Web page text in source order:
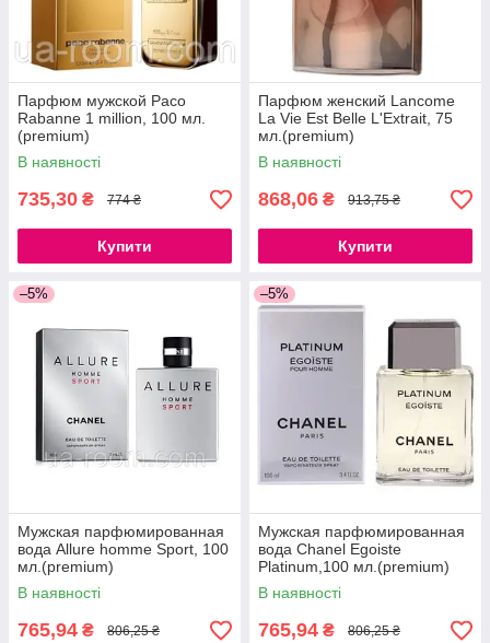
Парфюм мужской Paco
Rabanne 1 million, 100 мл.
(premium)
В наявності
735,30 ₴ 774 ₴
Купити
Парфюм женский Lancome
La Vie Est Belle L'Extrait, 75
мл.(premium)
В наявності
868,06 ₴ 913,75 ₴
Купити
–5%
Мужская парфюмированная
вода Allure homme Sport, 100
мл.(premium)
В наявності
765,94 ₴ 806,25 ₴
–5%
Мужская парфюмированная
вода Chanel Egoiste
Platinum,100 мл.(premium)
В наявності
765,94 ₴ 806,25 ₴